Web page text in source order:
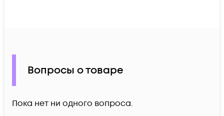
Вопросы о товаре
Пока нет ни одного вопроса.